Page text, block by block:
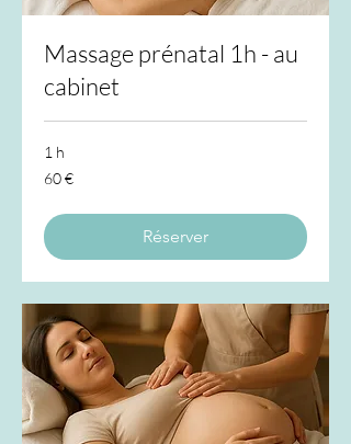
Massage prénatal 1h - au
cabinet
1 h
60
euros
60 €
Réserver